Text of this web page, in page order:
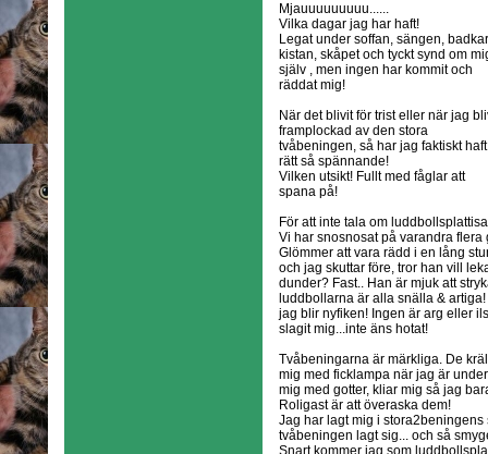
Mjauuuuuuuuu......
Vilka dagar jag har haft!
Legat under soffan, sängen,
kistan, skåpet och tyckt synd om
själv , men ingen har kommit och
räddat mig!
När det blivit för trist eller när jag
framplockad av den stora
tvåbeningen, så har jag faktiskt haft
rätt så spännande!
Vilken utsikt! Fullt med fåglar att
spana på!
För att inte tala om
Vi har snosnosat på varandra
Glömmer att vara rädd i en lång
och jag skuttar före, tror han vill
dunder? Fast.. Han är mjuk att
luddbollarna är alla snälla &
jag blir nyfiken! Ingen är arg eller
slagit mig...inte äns hotat!
Tvåbeningarna är märkliga. De
mig med ficklampa när jag är
mig med gotter, kliar mig så jag
Roligast är att överaska dem!
Jag har lagt mig i
tvåbeningen lagt sig... och så
Snart kommer jag som